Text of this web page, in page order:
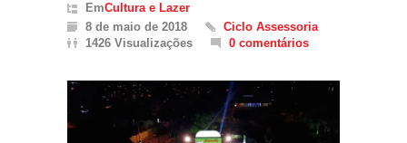
EmCultura e Lazer
8 de maio de 2018
Ciclo Assessoria
1426 Visualizações
0 comentários